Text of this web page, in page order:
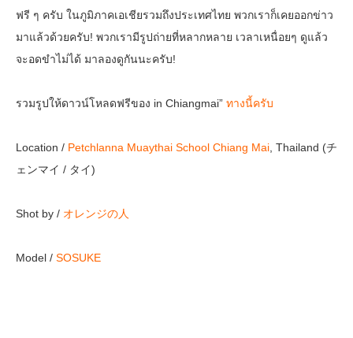
ฟรี ๆ ครับ ในภูมิภาคเอเชียรวมถึงประเทศไทย พวกเราก็เคยออกข่าว
มาแล้วด้วยครับ! พวกเรามีรูปถ่ายที่หลากหลาย เวลาเหนื่อยๆ ดูแล้ว
จะอดขำไม่ได้ มาลองดูกันนะครับ!
รวมรูปให้ดาวน์โหลดฟรีของ in Chiangmai” ทางนี้ครับ
Location / Petchlanna Muaythai School Chiang Mai , Thailand (チ
ェンマイ / タイ)
Shot by / オレンジの人
Model / SOSUKE